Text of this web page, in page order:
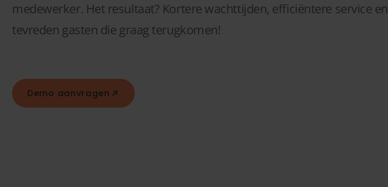
medewerker. Het resultaat? Kortere wachttijden, efficiëntere service en
tevreden gasten die graag terugkomen!
Demo aanvragen